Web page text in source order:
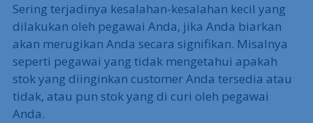
Sering terjadinya kesalahan-kesalahan kecil yang
dilakukan oleh pegawai Anda, jika Anda biarkan
akan merugikan Anda secara signifikan. Misalnya
seperti pegawai yang tidak mengetahui apakah
stok yang diinginkan customer Anda tersedia atau
tidak, atau pun stok yang di curi oleh pegawai
Anda.